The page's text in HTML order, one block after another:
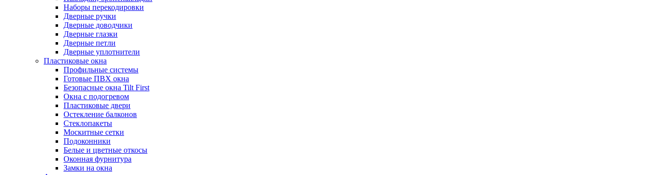
Наборы перекодировки
Дверные ручки
Дверные доводчики
Дверные глазки
Дверные петли
Дверные уплотнители
Пластиковые окна
Профильные системы
Готовые ПВХ окна
Безопасные окна Tilt First
Окна с подогревом
Пластиковые двери
Остекление балконов
Стеклопакеты
Москитные сетки
Подоконники
Белые и цветные откосы
Оконная фурнитура
Замки на окна